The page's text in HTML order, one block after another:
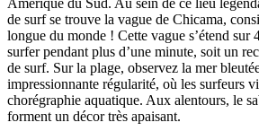
Amérique du Sud. Au sein de ce lieu
de surf se trouve la vague de Chicama,
longue du monde ! Cette vague s’étend sur
surfer pendant plus d’une minute, soit un
de surf. Sur la plage, observez la mer
impressionnante régularité, où les surfeurs
chorégraphie aquatique. Aux alentours, le
forment un décor très apaisant.